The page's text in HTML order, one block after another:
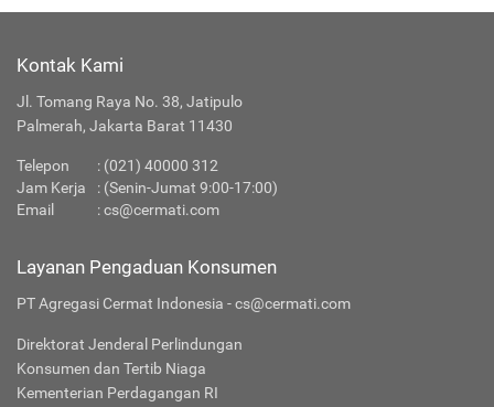
Kontak Kami
Jl. Tomang Raya No. 38, Jatipulo
Palmerah, Jakarta Barat 11430
Telepon : (021) 40000 312
Jam Kerja
: (Senin-Jumat 9:00-17:00)
Email
:cs@cermati.com
Layanan Pengaduan Konsumen
PT Agregasi Cermat Indonesia - cs@cermati.com
Direktorat Jenderal Perlindungan
Konsumen dan Tertib Niaga
Kementerian Perdagangan RI